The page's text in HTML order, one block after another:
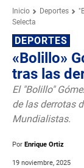
Inicio Deportes
Selecta
DEPORTES
«Bolillo»
tras las
El "Bolillo"
de las derrotas
Mundialistas.
Por Enrique Ortiz
19 noviembre, 2025